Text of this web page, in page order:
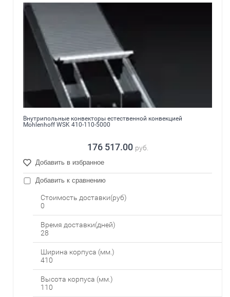
Внутрипольные конвекторы естественной конвекцией
Mohlenhoff WSK 410-110-5000
176 517.00 руб.
Добавить в избранное
Добавить к сравнению
Стоимость доставки(руб)
0
Время доставки(дней)
28
Ширина корпуса (мм.)
410
Высота корпуса (мм.)
110